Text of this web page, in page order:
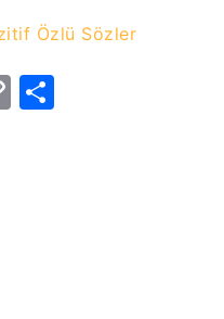
Özlü Sözler
Copy